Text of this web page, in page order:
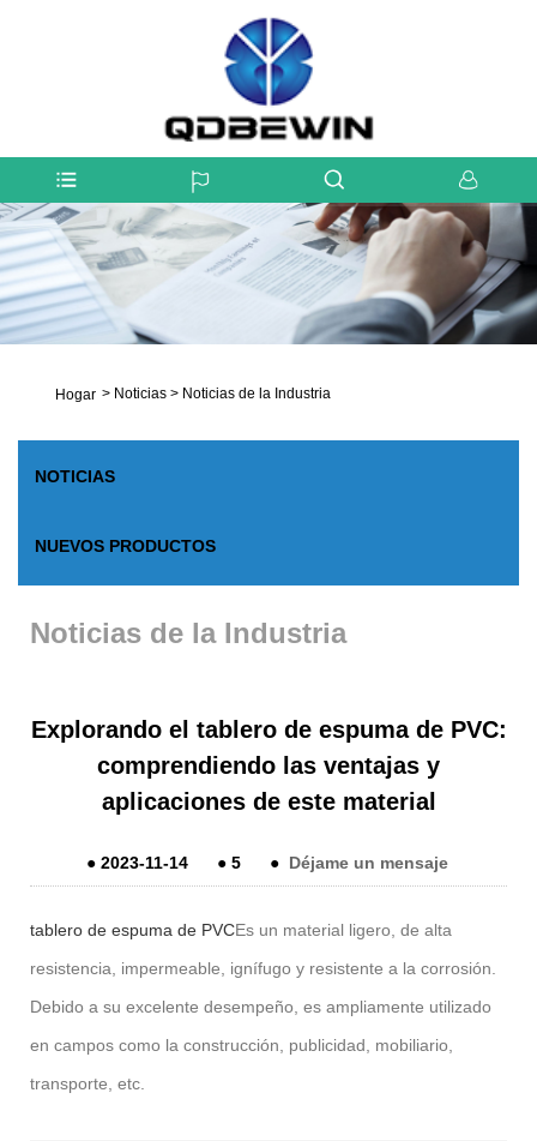
Hogar > Noticias > Noticias de la Industria
NOTICIAS
NUEVOS PRODUCTOS
Noticias de la Industria
Explorando el tablero de espuma de PVC:
comprendiendo las ventajas y
aplicaciones de este material
●2023-11-14 ●5 ● Déjame un mensaje
tablero de espuma de PVCEs un material ligero, de alta
resistencia, impermeable, ignífugo y resistente a la corrosión.
Debido a su excelente desempeño, es ampliamente utilizado
en campos como la construcción, publicidad, mobiliario,
transporte, etc.